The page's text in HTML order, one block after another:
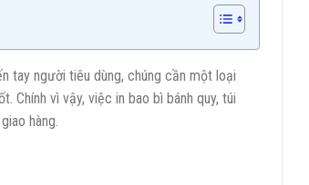
tay người tiêu dùng, chúng cần một loại
vì vậy, việc in bao bì bánh quy, túi
hàng.